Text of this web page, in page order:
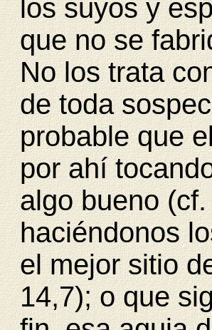
los suyos y
que no se
No los trata
de toda
probable que
por ahí
algo bueno
haciéndonos
el mejor sitio
14,7); o que